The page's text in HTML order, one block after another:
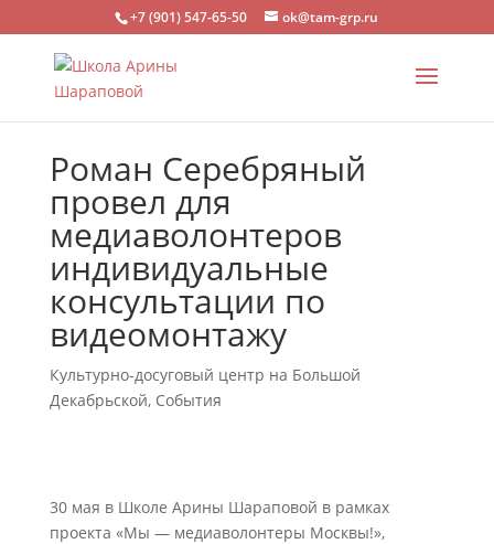
+7 (901) 547-65-50 ok@tam-grp.ru
Роман Серебряный
провел для
медиаволонтеров
индивидуальные
консультации по
видеомонтажу
Культурно-досуговый центр на Большой
Декабрьской, События
30 мая в Школе Арины Шараповой в рамках
проекта «Мы — медиаволонтеры Москвы!»,